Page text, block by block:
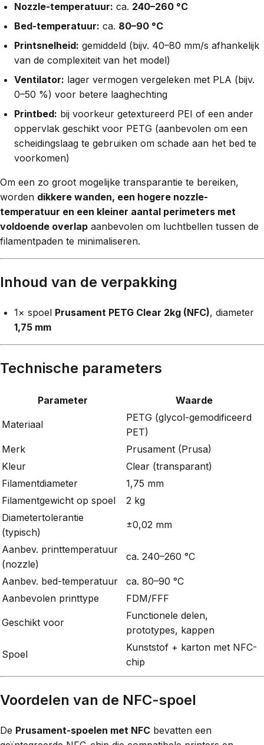
Nozzle-temperatuur: ca. 240–260 °C
Bed-temperatuur: ca. 80–90 °C
Printsnelheid: gemiddeld (bijv. 40–80 mm/s afhankelijk
van de complexiteit van het model)
Ventilator: lager vermogen vergeleken met PLA (bijv.
0–50 %) voor betere laaghechting
Printbed: bij voorkeur getextureerd PEI of een ander
oppervlak geschikt voor PETG (aanbevolen om een
scheidingslaag te gebruiken om schade aan het bed te
voorkomen)
Om een zo groot mogelijke transparantie te bereiken,
worden dikkere wanden, een hogere nozzle-
temperatuur en een kleiner aantal perimeters met
voldoende overlap aanbevolen om luchtbellen tussen de
filamentpaden te minimaliseren.
Inhoud van de verpakking
1× spoel Prusament PETG Clear 2kg (NFC), diameter
1,75 mm
Technische parameters
Parameter Waarde
Materiaal
PETG (glycol-gemodificeerd
PET)
Merk
Prusament (Prusa)
Kleur
Clear (transparant)
Filamentdiameter
1,75 mm
Filamentgewicht op spoel
2 kg
Diametertolerantie
(typisch)
±0,02 mm
Aanbev. printtemperatuur
(nozzle)
ca. 240–260 °C
Aanbev. bed-temperatuur
ca. 80–90 °C
Aanbevolen printtype
FDM/FFF
Geschikt voor
Functionele delen,
prototypes, kappen
Spoel
Kunststof + karton met NFC-
chip
Voordelen van de NFC-spoel
De Prusament-spoelen met NFC bevatten een